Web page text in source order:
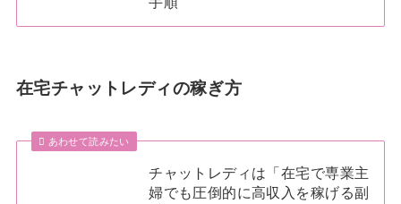
在宅チャットレディの稼ぎ方
あわせて読みたい
チャットレディは「在宅で専業主
婦でも圧倒的に高収入を稼げる副